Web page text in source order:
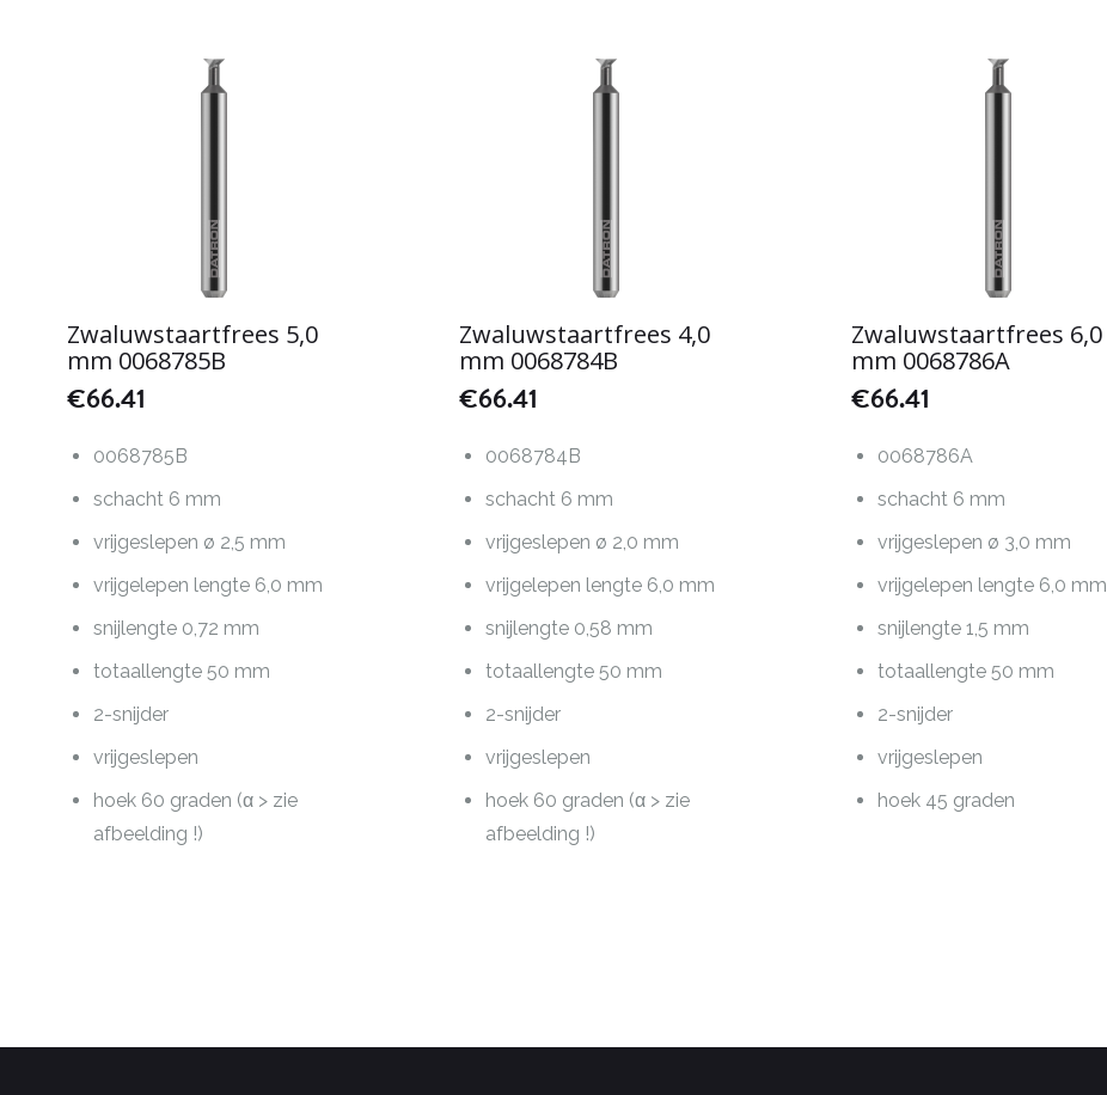
Zwaluwstaartfrees 5,0
mm 0068785B
€66.41
0068785B
schacht 6 mm
vrijgeslepen ø 2,5 mm
vrijgelepen lengte 6,0 mm
snijlengte 0,72 mm
totaallengte 50 mm
2-snijder
vrijgeslepen
hoek 60 graden (α > zie
afbeelding !)
Zwaluwstaartfrees 4,0
mm 0068784B
€66.41
0068784B
schacht 6 mm
vrijgeslepen ø 2,0 mm
vrijgelepen lengte 6,0 mm
snijlengte 0,58 mm
totaallengte 50 mm
2-snijder
vrijgeslepen
hoek 60 graden (α > zie
afbeelding !)
Zwaluwstaartfrees 6,0
mm 0068786A
€66.41
0068786A
schacht 6 mm
vrijgeslepen ø 3,0 mm
vrijgelepen lengte 6,0 mm
snijlengte 1,5 mm
totaallengte 50 mm
2-snijder
vrijgeslepen
hoek 45 graden